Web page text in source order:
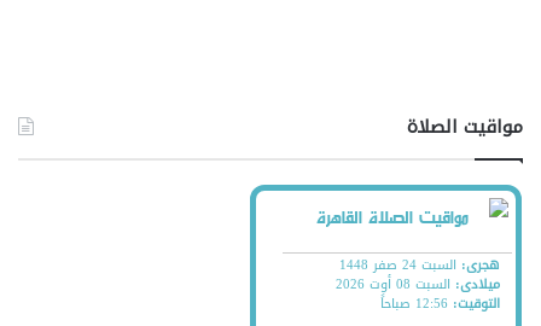
مواقيت الصلاة